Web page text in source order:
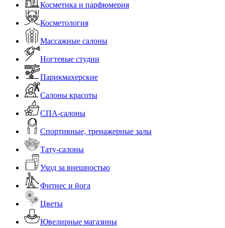
Косметика и парфюмерия
Косметология
Массажные салоны
Ногтевые студии
Парикмахерские
Салоны красоты
СПА-салоны
Спортивные, тренажерные залы
Тату-салоны
Уход за внешностью
Фитнес и йога
Цветы
Ювелирные магазины